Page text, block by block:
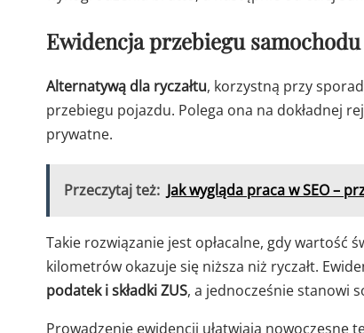
Ewidencja przebiegu samochodu
Alternatywą dla ryczałtu, korzystną przy
przebiegu pojazdu. Polega ona na dokładnej
prywatne.
Przeczytaj też: Jak wygląda praca w SEO –
Takie rozwiązanie jest opłacalne, gdy wartość
kilometrów okazuje się niższa niż ryczałt.
podatek i składki ZUS, a jednocześnie stanowi
Prowadzenie ewidencji ułatwiają nowoczesne